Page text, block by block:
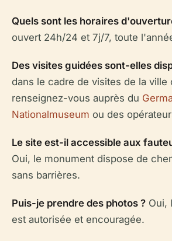
Quels sont les horaires
ouvert 24h/24 et 7j/7, toute
Des visites guidées sont-elles
dans le cadre de visites de la
renseignez-vous auprès du
Nationalmuseum ou des
Le site est-il accessible aux
Oui, le monument dispose de
sans barrières.
Puis-je prendre des photos ? Oui,
est autorisée et encouragée.